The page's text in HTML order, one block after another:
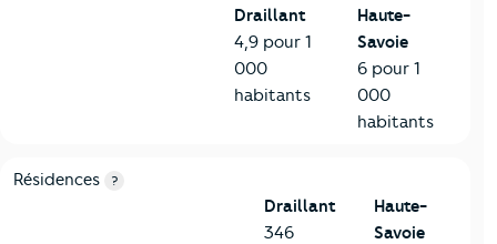
Draillant
4,9 pour 1
000
habitants
Haute-
Savoie
6 pour 1
000
habitants
8-Chauffage
Critères Draillant
Résidences ?
Draillant
346
Haute-
Savoie